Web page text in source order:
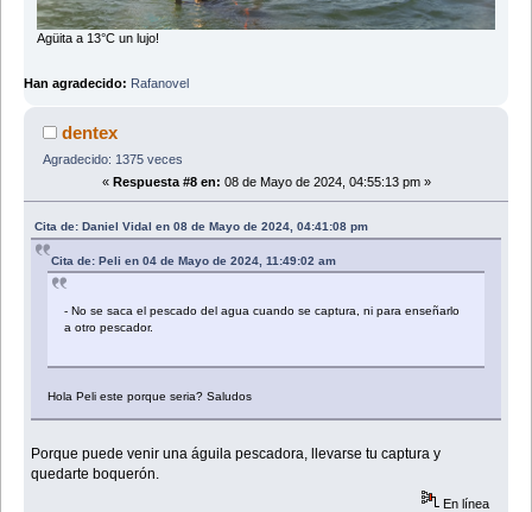
Agüita a 13°C un lujo!
Han agradecido: Rafanovel
dentex
Agradecido: 1375 veces
« Respuesta #8 en: 08 de Mayo de 2024, 04:55:13 pm »
Cita de: Daniel Vidal en 08 de Mayo de 2024, 04:41:08 pm
Cita de: Peli en 04 de Mayo de 2024, 11:49:02 am
- No se saca el pescado del agua cuando se captura, ni para enseñarlo
a otro pescador.
Hola Peli este porque seria? Saludos
Porque puede venir una águila pescadora, llevarse tu captura y
quedarte boquerón.
En línea